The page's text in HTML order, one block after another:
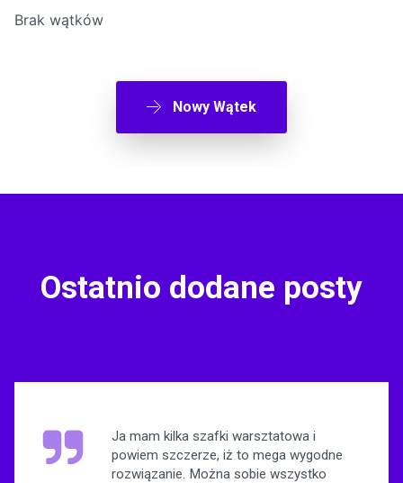
Brak wątków
Nowy Wątek
Ostatnio dodane posty
Ja mam kilka szafki warsztatowa i
powiem szczerze, iż to mega wygodne
rozwiązanie. Można sobie wszystko